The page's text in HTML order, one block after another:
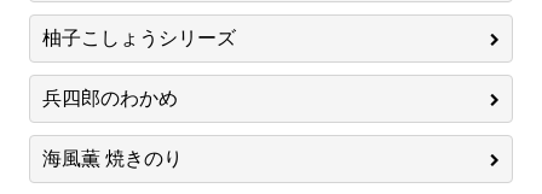
柚子こしょうシリーズ
兵四郎のわかめ
海風薫 焼きのり